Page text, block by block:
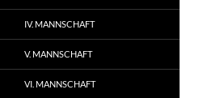
IV. MANNSCHAFT
V. MANNSCHAFT
VI. MANNSCHAFT